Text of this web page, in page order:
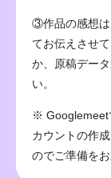
③作品の感想は
てお伝えさせ
か、原稿デー
い。
※ Googlemeet
カウントの作
のでご準備をお